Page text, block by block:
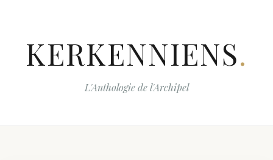
KERKENNIENS.
L'Anthologie de l'Archipel